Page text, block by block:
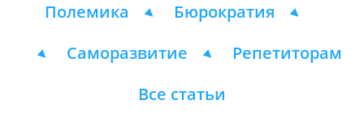
Полемика
Бюрократия
Саморазвитие
Репетиторам
Все статьи